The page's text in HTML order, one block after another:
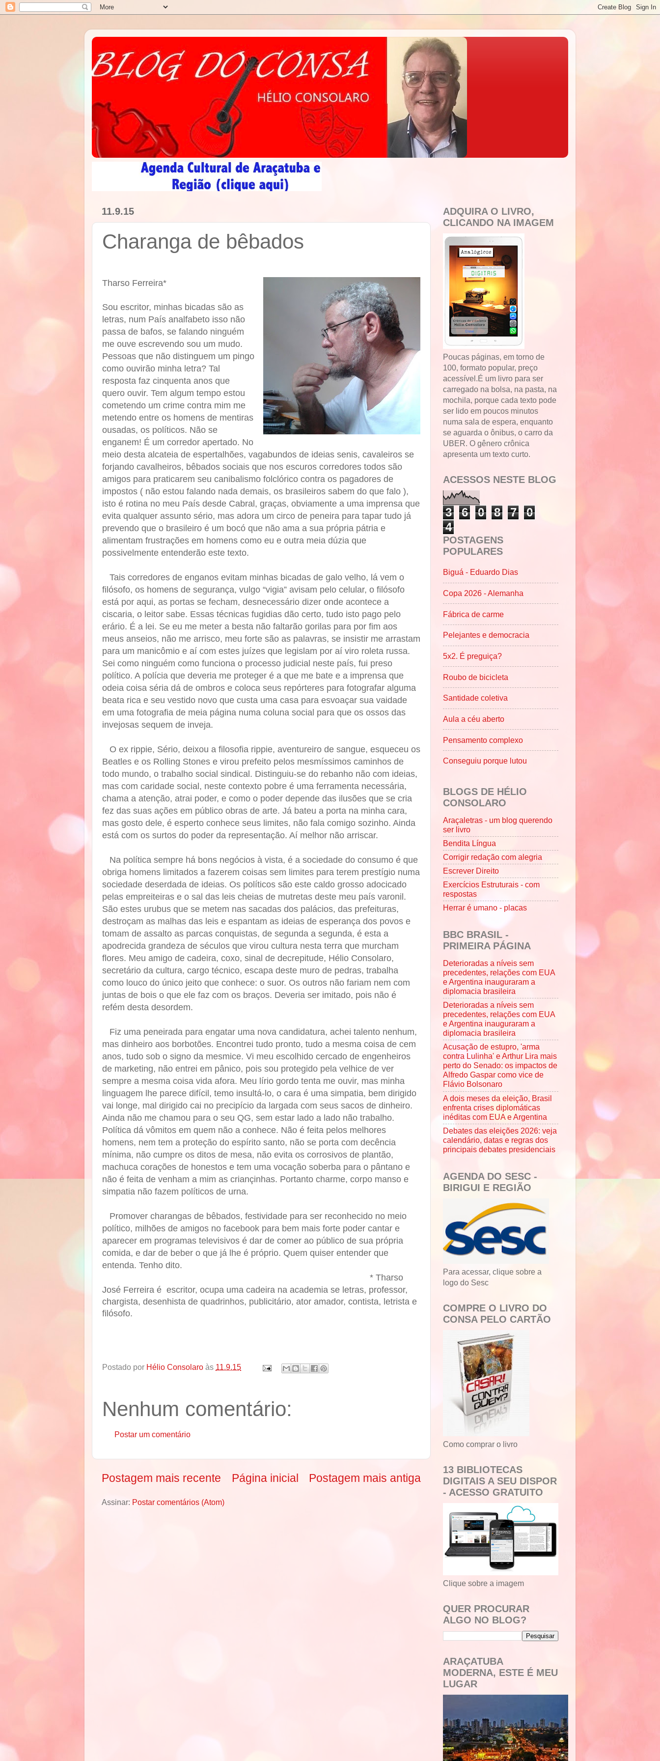
11.9.15
Charanga de bêbados
Tharso Ferreira*
Sou escritor, minhas bicadas são as
letras, num País analfabeto isso não
passa de bafos, se falando ninguém
me ouve escrevendo sou um mudo.
Pessoas que não distinguem um pingo
como ouvirão minha letra? Tal
resposta faz cinquenta anos que
quero ouvir. Tem algum tempo estou
cometendo um crime contra mim me
metendo entre os homens de mentiras
ousadas, os políticos. Não se
enganem! É um corredor apertado. No
meio desta alcateia de espertalhões, vagabundos de ideias senis, cavaleiros se
forjando cavalheiros, bêbados sociais que nos escuros corredores todos são
amigos para praticarem seu canibalismo folclórico contra os pagadores de
impostos ( não estou falando nada demais, os brasileiros sabem do que falo ),
isto é rotina no meu País desde Cabral, graças, obviamente a uma imprensa que
evita qualquer assunto sério, mas adora um circo de peneira para tapar tudo já
prevendo que o brasileiro é um bocó que não ama a sua própria pátria e
alimentam frustrações em homens como eu e outra meia dúzia que
possivelmente entenderão este texto.
Tais corredores de enganos evitam minhas bicadas de galo velho, lá vem o
filósofo, os homens de segurança, vulgo “vigia” avisam pelo celular, o filósofo
está por aqui, as portas se fecham, desnecessário dizer onde acontece a
ciscaria, o leitor sabe. Essas técnicas fugidias dão certo, tudo isto pago pelo
erário. É a lei. Se eu me meter a besta não faltarão gorilas para por fim aos
meus anseios, não me arrisco, meu forte são as palavras, se insistir me arrastam
para um manicômio e aí com estes juízes que legislam por aí viro roleta russa.
Sei como ninguém como funciona o processo judicial neste país, fui preso
político. A polícia que deveria me proteger é a que me bate e a imprensa que
odeia coisa séria dá de ombros e coloca seus repórteres para fotografar alguma
beata rica e seu vestido novo que custa uma casa para esvoaçar sua vaidade
em uma fotografia de meia página numa coluna social para que os ossos das
invejosas sequem de inveja.
O ex rippie, Sério, deixou a filosofia rippie, aventureiro de sangue, esqueceu os
Beatles e os Rolling Stones e virou prefeito pelos mesmíssimos caminhos de
todo mundo, o trabalho social sindical. Distinguiu-se do rebanho não com ideias,
mas com caridade social, neste contexto pobre é uma ferramenta necessária,
chama a atenção, atrai poder, e como o poder depende das ilusões que se cria
fez das suas ações em público obras de arte. Já bateu a porta na minha cara,
mas gosto dele, é esperto conhece seus limites, não fala comigo sozinho. Ainda
está com os surtos do poder da representação. Aí melhor não arriscar.
Na política sempre há bons negócios à vista, é a sociedade do consumo é que
obriga homens limitados a fazerem coisas sem limites para terem prestígio numa
sociedade deserdada de ideias. Os políticos são este caldo grosso adocicado
pelas empreiteiras e o sal das leis cheias de mutretas deste meu país varonil.
São estes urubus que se metem nas sacadas dos palácios, das prefeituras,
destroçam as malhas das leis e espantam as ideias de esperança dos povos e
tomam de assalto as parcas conquistas, de segunda a segunda, é esta a
apodrecida grandeza de séculos que virou cultura nesta terra que murcham
flores. Meu amigo de cadeira, coxo, sinal de decrepitude, Hélio Consolaro,
secretário da cultura, cargo técnico, escapa deste muro de pedras, trabalha
como louco do único jeito que conhece: o suor. Os outros não fariam nem com
juntas de bois o que ele faz com os braços. Deveria ser imitado, pois não é
refém desta desordem.
Fiz uma peneirada para engatar uma nova candidatura, achei talento nenhum,
mas dinheiro aos borbotões. Encontrei tudo pronto, tudo a mesma coisa de cem
anos, tudo sob o signo da mesmice. Vi meu escolhido cercado de engenheiros
de marketing, não entrei em pânico, pois sou protegido pela velhice de ver
sempre a mesma coisa vida afora. Meu lírio gordo tenta me ouvir, mas minha
linguagem lhe parece difícil, temo insultá-lo, o cara é uma simpatia, bem dirigido
vai longe, mal dirigido cai no precipício da largada com seus sacos de dinheiro.
Ainda não me chamou para o seu QG, sem estar lado a lado não trabalho.
Política dá vômitos em quem não a conhece. Não é feita pelos melhores
homens, nem tem a proteção do espírito santo, não se porta com decência
mínima, não cumpre os ditos de mesa, não evita os corrosivos de plantão,
machuca corações de honestos e tem uma vocação soberba para o pântano e
não é feita de venham a mim as criançinhas. Portanto charme, corpo manso e
simpatia não fazem políticos de urna.
Promover charangas de bêbados, festividade para ser reconhecido no meio
político, milhões de amigos no facebook para bem mais forte poder cantar e
aparecer em programas televisivos é dar de comer ao público de sua própria
comida, e dar de beber o que já lhe é próprio. Quem quiser entender que
entenda. Tenho dito.
* Tharso
José Ferreira é escritor, ocupa uma cadeira na academia se letras, professor,
chargista, desenhista de quadrinhos, publicitário, ator amador, contista, letrista e
filósofo.
Postado por Hélio Consolaro às 11.9.15
Nenhum comentário:
Postar um comentário
Postagem mais recente Postagem mais antiga
Página inicial
Assinar: Postar comentários (Atom)
ADQUIRA O LIVRO,
CLICANDO NA IMAGEM
Poucas páginas, em torno de
100, formato popular, preço
acessível.É um livro para ser
carregado na bolsa, na pasta, na
mochila, porque cada texto pode
ser lido em poucos minutos
numa sala de espera, enquanto
se aguarda o ônibus, o carro da
UBER. O gênero crônica
apresenta um texto curto.
ACESSOS NESTE BLOG
3 6 0 8 7
0
4
POSTAGENS
POPULARES
Biguá - Eduardo Dias
Copa 2026 - Alemanha
Fábrica de carme
Pelejantes e democracia
5x2. É preguiça?
Roubo de bicicleta
Santidade coletiva
Aula a céu aberto
Pensamento complexo
Conseguiu porque lutou
BLOGS DE HÉLIO
CONSOLARO
Araçaletras - um blog querendo
ser livro
Bendita Língua
Corrigir redação com alegria
Escrever Direito
Exercícios Estruturais - com
respostas
Herrar é umano - placas
BBC BRASIL -
PRIMEIRA PÁGINA
Deterioradas a níveis sem
precedentes, relações com EUA
e Argentina inauguraram a
diplomacia brasileira
Deterioradas a níveis sem
precedentes, relações com EUA
e Argentina inauguraram a
diplomacia brasileira
Acusação de estupro, 'arma
contra Lulinha' e Arthur Lira mais
perto do Senado: os impactos de
Alfredo Gaspar como vice de
Flávio Bolsonaro
A dois meses da eleição, Brasil
enfrenta crises diplomáticas
inéditas com EUA e Argentina
Debates das eleições 2026: veja
calendário, datas e regras dos
principais debates presidenciais
AGENDA DO SESC -
BIRIGUI E REGIÃO
Para acessar, clique sobre a
logo do Sesc
COMPRE O LIVRO DO
CONSA PELO CARTÃO
Como comprar o livro
13 BIBLIOTECAS
DIGITAIS A SEU DISPOR
- ACESSO GRATUITO
Clique sobre a imagem
QUER PROCURAR
ALGO NO BLOG?
ARAÇATUBA
MODERNA, ESTE É MEU
LUGAR